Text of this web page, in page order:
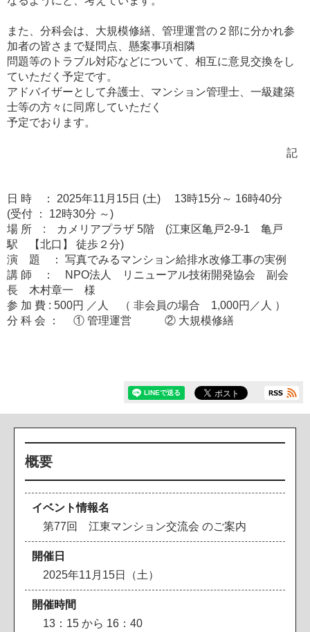
また、分科会は、大規模修繕、管理運営の２部に分かれ参
加者の皆さまで疑問点、懸案事項相隣
問題等のトラブル対応などについて、相互に意見交換をし
ていただく予定です。
アドバイザーとして弁護士、マンション管理士、一級建築
士等の方々に同席していただく
予定でおります。
記
日 時 ： 2025年11月15日 (土) 13時15分～ 16時40分
(受付 ： 12時30分 ～)
場 所 : カメリアプラザ 5階 (江東区亀戸2-9-1 亀戸
駅 【北口】 徒歩２分)
演 題 ： 写真でみるマンション給排水改修工事の実例
講 師 ： NPO法人 リニューアル技術開発協会 副会
長 木村章一 様
参 加 費 : 500円 ／人 （ 非会員の場合 1,000円／人 ）
分 科 会 ： ① 管理運営 ② 大規模修繕
概要
イベント情報名
第77回 江東マンション交流会 のご案内
開催日
2025年11月15日（土）
開催時間
13：15 から 16：40